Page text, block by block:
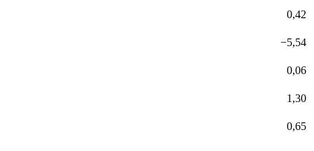
0,42
−5,54
0,06
1,30
0,65